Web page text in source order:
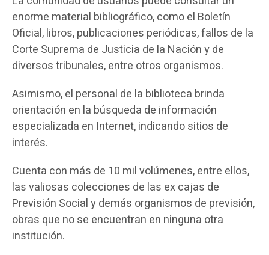
enorme material bibliográfico, como el Boletín
Oficial, libros, publicaciones periódicas, fallos de la
Corte Suprema de Justicia de la Nación y de
diversos tribunales, entre otros organismos.
Asimismo, el personal de la biblioteca brinda
orientación en la búsqueda de información
especializada en Internet, indicando sitios de
interés.
Cuenta con más de 10 mil volúmenes, entre ellos,
las valiosas colecciones de las ex cajas de
Previsión Social y demás organismos de previsión,
obras que no se encuentran en ninguna otra
institución.